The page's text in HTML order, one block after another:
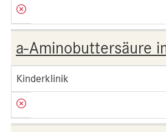
a-Aminobuttersäure
Kinderklinik